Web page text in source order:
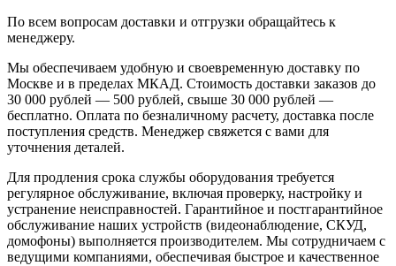
По всем вопросам доставки и отгрузки обращайтесь к
менеджеру.
Мы обеспечиваем удобную и своевременную доставку по
Москве и в пределах МКАД. Стоимость доставки заказов до
30 000 рублей — 500 рублей, свыше 30 000 рублей —
бесплатно. Оплата по безналичному расчету, доставка после
поступления средств. Менеджер свяжется с вами для
уточнения деталей.
Для продления срока службы оборудования требуется
регулярное обслуживание, включая проверку, настройку и
устранение неисправностей. Гарантийное и постгарантийное
обслуживание наших устройств (видеонаблюдение, СКУД,
домофоны) выполняется производителем. Мы сотрудничаем с
ведущими компаниями, обеспечивая быстрое и качественное